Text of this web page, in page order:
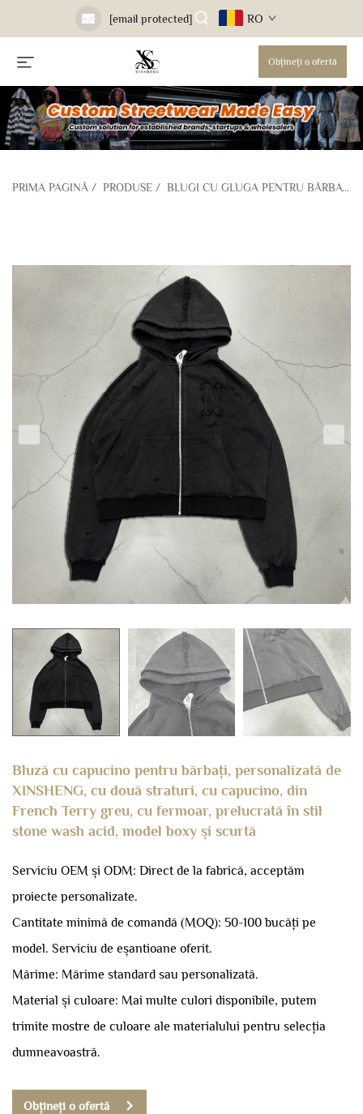
[email protected] RO
Obțineți o ofertă
PRIMA PAGINĂ / PRODUSE / BLUGI CU GLUGA PENTRU BĂRBAȚI
Bluză cu capucino pentru bărbați, personalizată de
XINSHENG, cu două straturi, cu capucino, din
French Terry greu, cu fermoar, prelucrată în stil
stone wash acid, model boxy și scurtă
Serviciu OEM și ODM: Direct de la fabrică, acceptăm
proiecte personalizate.
Cantitate minimă de comandă (MOQ): 50-100 bucăți pe
model. Serviciu de eșantioane oferit.
Mărime: Mărime standard sau personalizată.
Material și culoare: Mai multe culori disponibile, putem
trimite mostre de culoare ale materialului pentru selecția
dumneavoastră.
Obțineți o ofertă